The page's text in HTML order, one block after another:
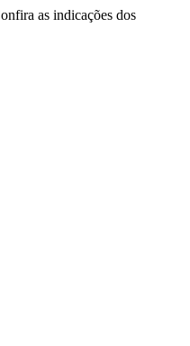
as indicações dos